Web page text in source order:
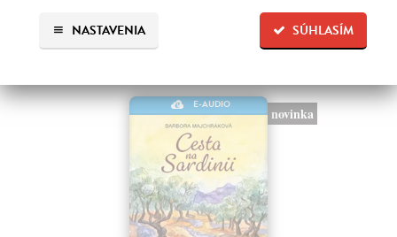
SÚHLASÍM
NASTAVENIA
E-AUDIO
novinka